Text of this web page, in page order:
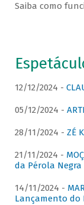
Saiba como
12/12/2024 -
05/12/2024 -
28/11/2024 - ZÉ
21/11/2024 -
da Pérola Negra
14/11/2024 -
Lançamento do